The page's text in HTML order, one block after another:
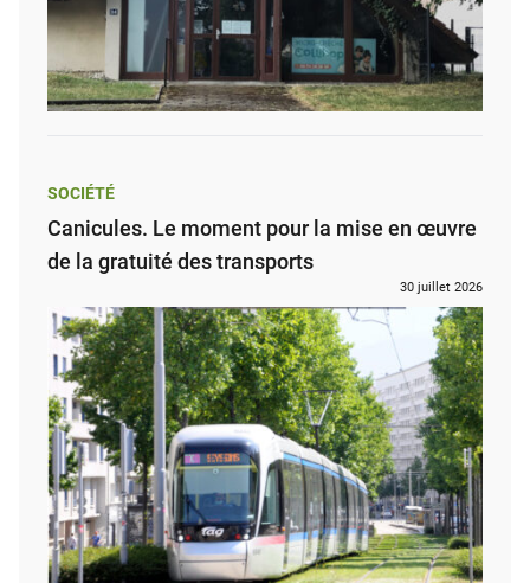
SOCIÉTÉ
Canicules. Le moment pour la mise en œuvre
de la gratuité des transports
30 juillet 2026